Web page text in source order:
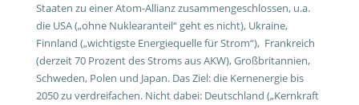
Staaten zu einer Atom-Allianz zusammengeschlossen, u.a.
die USA („ohne Nuklearanteil“ geht es nicht), Ukraine,
Finnland („wichtigste Energiequelle für Strom“), Frankreich
(derzeit 70 Prozent des Stroms aus AKW), Großbritannien,
Schweden, Polen und Japan. Das Ziel: die Kernenergie bis
2050 zu verdreifachen. Nicht dabei: Deutschland („Kernkraft